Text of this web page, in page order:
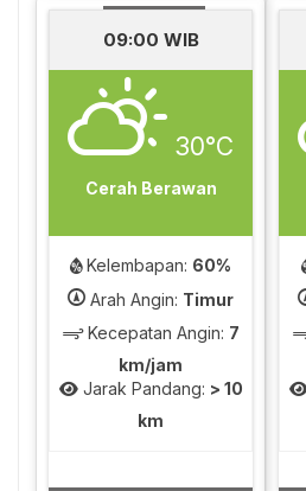
09:00 WIB
30°C
Cerah Berawan
Kelembapan: 60%
Arah Angin: Timur
Kecepatan Angin: 7
km/jam
Jarak Pandang: > 10
km